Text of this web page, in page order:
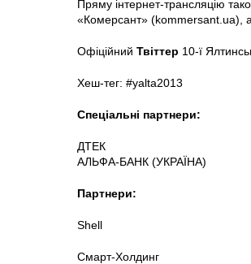
Пряму інтернет-трансляцію
«Комерсант» (kommersant.ua),
Офіційний Твіттер 10-ї
Хеш-тег: #yalta2013
Спеціальні партнери:
ДТЕК
АЛЬФА-БАНК (УКРАЇНА)
Партнери:
Shell
Смарт-Холдинг